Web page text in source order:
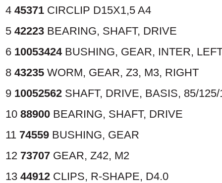
4 45371 CIRCLIP D15X1,5 A4
5 42223 BEARING, SHAFT, DRIVE
6 10053424 BUSHING, GEAR, INTER,
8 43235 WORM, GEAR, Z3, M3, RIGHT
9 10052562 SHAFT, DRIVE, BASIS, 85/125/
10 88900 BEARING, SHAFT, DRIVE
11 74559 BUSHING, GEAR
12 73707 GEAR, Z42, M2
13 44912 CLIPS, R-SHAPE, D4.0